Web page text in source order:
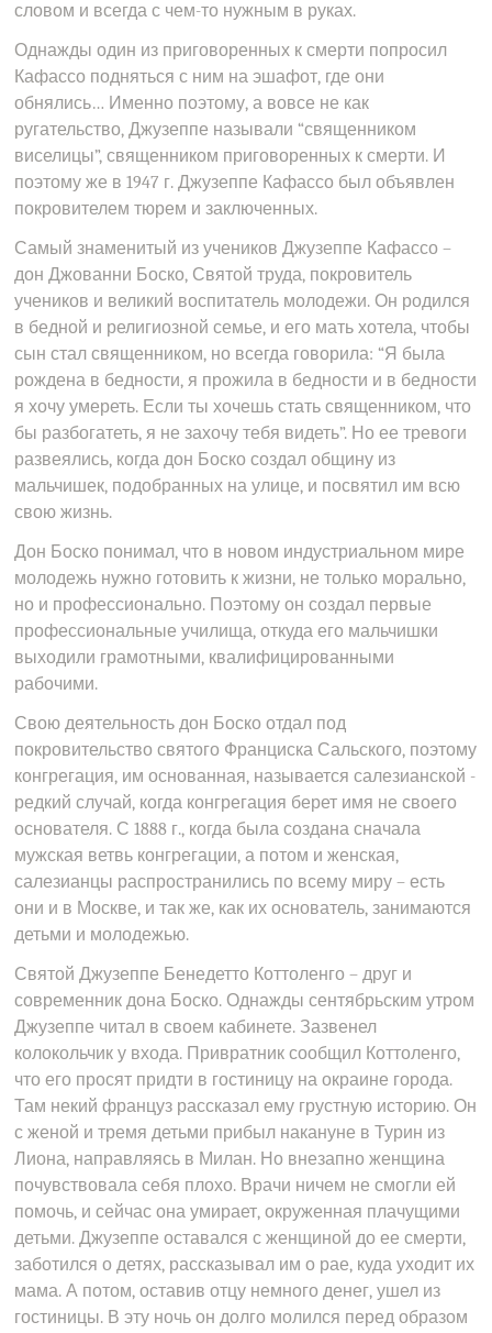
словом и всегда с чем-то нужным в руках.
Однажды один из приговоренных к смерти попросил
Кафассо подняться с ним на эшафот, где они
обнялись… Именно поэтому, а вовсе не как
ругательство, Джузеппе называли “священником
виселицы”, священником приговоренных к смерти. И
поэтому же в 1947 г. Джузеппе Кафассо был объявлен
покровителем тюрем и заключенных.
Самый знаменитый из учеников Джузеппе Кафассо –
дон Джованни Боско, Святой труда, покровитель
учеников и великий воспитатель молодежи. Он родился
в бедной и религиозной семье, и его мать хотела, чтобы
сын стал священником, но всегда говорила: “Я была
рождена в бедности, я прожила в бедности и в бедности
я хочу умереть. Если ты хочешь стать священником, что
бы разбогатеть, я не захочу тебя видеть”. Но ее тревоги
развеялись, когда дон Боско создал общину из
мальчишек, подобранных на улице, и посвятил им всю
свою жизнь.
Дон Боско понимал, что в новом индустриальном мире
молодежь нужно готовить к жизни, не только морально,
но и профессионально. Поэтому он создал первые
профессиональные училища, откуда его мальчишки
выходили грамотными, квалифицированными
рабочими.
Свою деятельность дон Боско отдал под
покровительство святого Франциска Сальского, поэтому
конгрегация, им основанная, называется салезианской -
редкий случай, когда конгрегация берет имя не своего
основателя. С 1888 г., когда была создана сначала
мужская ветвь конгрегации, а потом и женская,
салезианцы распространились по всему миру – есть
они и в Москве, и так же, как их основатель, занимаются
детьми и молодежью.
Святой Джузеппе Бенедетто Коттоленго – друг и
современник дона Боско. Однажды сентябрьским утром
Джузеппе читал в своем кабинете. Зазвенел
колокольчик у входа. Привратник сообщил Коттоленго,
что его просят придти в гостиницу на окраине города.
Там некий француз рассказал ему грустную историю. Он
с женой и тремя детьми прибыл накануне в Турин из
Лиона, направляясь в Милан. Но внезапно женщина
почувствовала себя плохо. Врачи ничем не смогли ей
помочь, и сейчас она умирает, окруженная плачущими
детьми. Джузеппе оставался с женщиной до ее смерти,
заботился о детях, рассказывал им о рае, куда уходит их
мама. А потом, оставив отцу немного денег, ушел из
гостиницы. В эту ночь он долго молился перед образом